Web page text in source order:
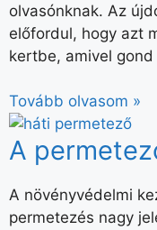
olvasónknak. Az
előfordul, hogy azt
kertbe, amivel gond
Tovább olvasom »
A
A növényvédelmi
permetezés nagy